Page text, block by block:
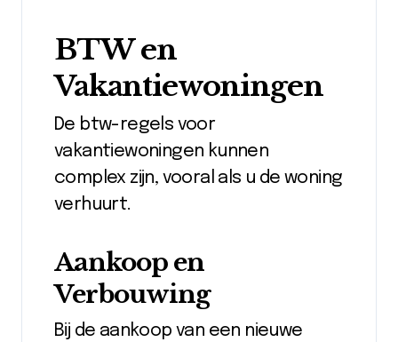
BTW en
Vakantiewoningen
De btw-regels voor
vakantiewoningen kunnen
complex zijn, vooral als u de woning
verhuurt.
Aankoop en
Verbouwing
Bij de aankoop van een nieuwe